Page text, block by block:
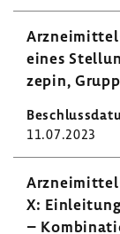
eines
zepin,
11.07.2023
X:
–